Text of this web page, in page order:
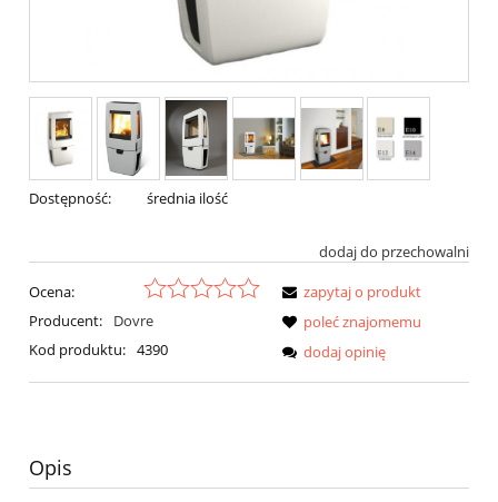
Dostępność: średnia ilość
dodaj do przechowalni
Ocena:
Producent:
Dovre
Kod produktu: 4390
zapytaj o produkt
poleć znajomemu
dodaj opinię
Opis